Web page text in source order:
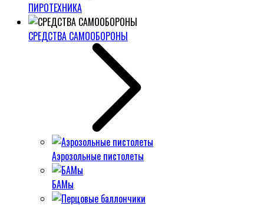
ПИРОТЕХНИКА
СРЕДСТВА САМООБОРОНЫ
Аэрозольные пистолеты
БАМы